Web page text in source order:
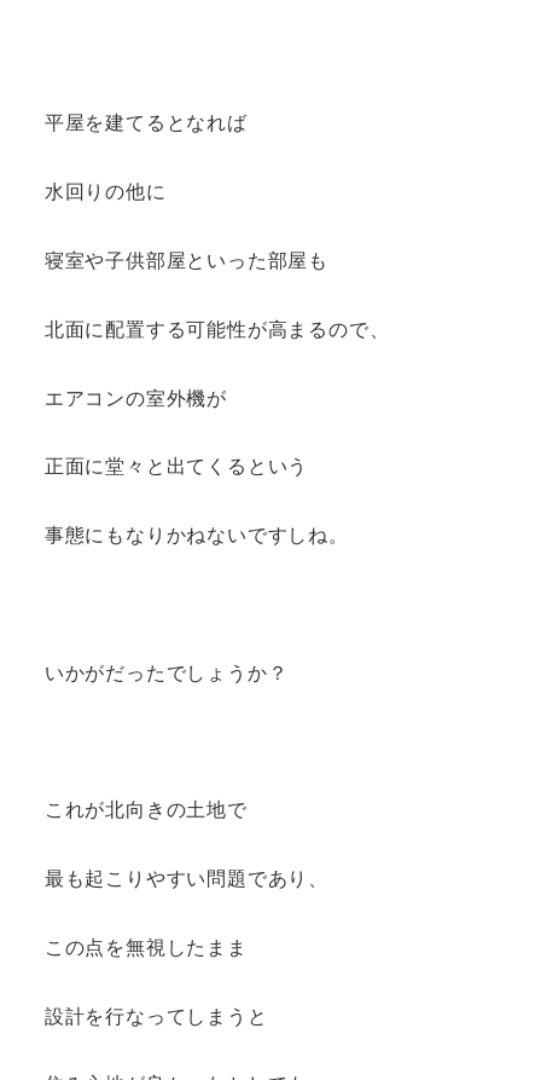
平屋を建てるとなれば
水回りの他に
寝室や子供部屋といった部屋も
北面に配置する可能性が高まるので、
エアコンの室外機が
正面に堂々と出てくるという
事態にもなりかねないですしね。
いかがだったでしょうか？
これが北向きの土地で
最も起こりやすい問題であり、
この点を無視したまま
設計を行なってしまうと